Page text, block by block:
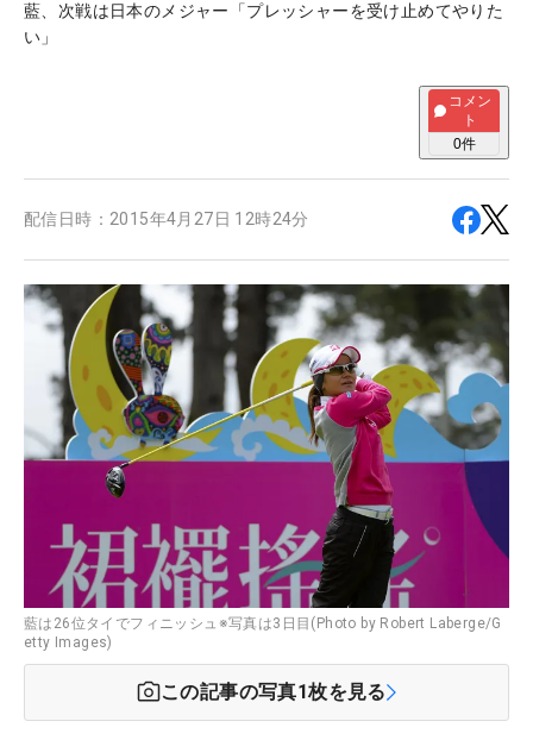
藍、次戦は日本のメジャー「プレッシャーを受け止めてやりた
い」
コメン
ト
0件
配信日時： 2015年4月27日 12時24分
藍は26位タイでフィニッシュ※写真は3日目(Photo by Robert Laberge/G
etty Images)
この記事の写真1枚を見る